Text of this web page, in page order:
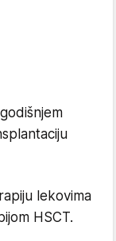
lekovima
HSCT.